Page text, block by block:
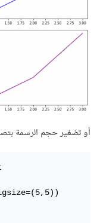
أو تضغير حجم الرسمة